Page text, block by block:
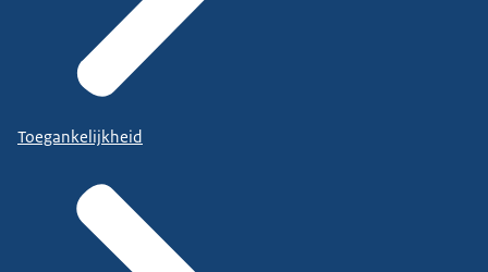
Toegankelijkheid